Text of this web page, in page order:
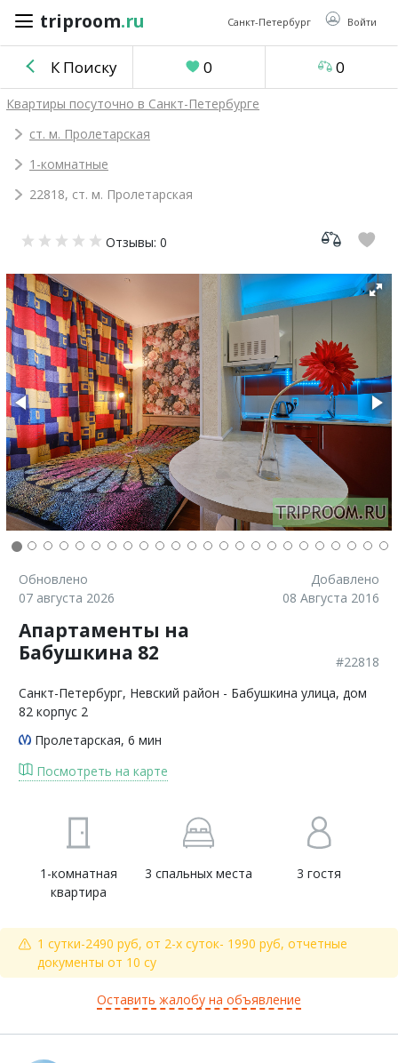
triproom.ru Санкт-Петербург Войти
triproom .ru
Российский
Войти / Зарегистрироваться
объявление
0
Сравнение
0
К Поиску 0 0
Квартиры посуточно в Санкт-Петербурге
ст. м. Пролетарская
1-комнатные
22818, ст. м. Пролетарская
Отзывы: 0
Обновлено
07 августа 2026
Добавлено
08 Августа 2016
Апартаменты на
Бабушкина 82
#22818
Санкт-Петербург, Невский район - Бабушкина улица, дом
82 корпус 2
Пролетарская, 6 мин
Посмотреть на карте
1-комнатная
квартира
3 спальных места 3 гостя
1 сутки-2490 руб, от 2-х суток- 1990 руб, отчетные
документы от 10 су
Оставить жалобу на объявление